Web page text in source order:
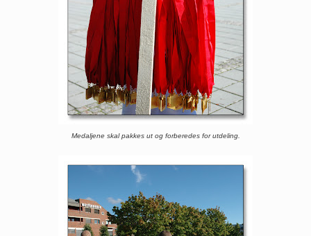
Medaljene skal pakkes ut og forberedes for utdeling.